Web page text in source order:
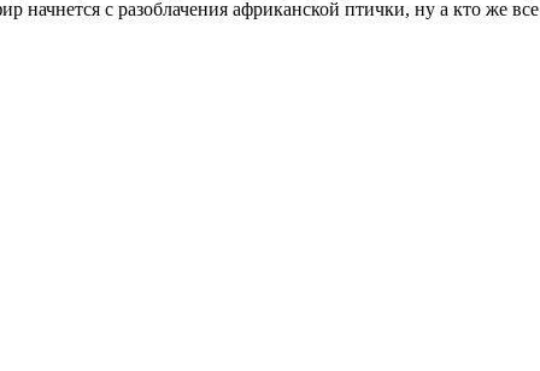
с разоблачения африканской птички, ну а кто же